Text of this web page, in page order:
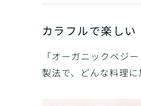
カラフルで楽しい
「オーガニックベジ
製法で、どんな料理